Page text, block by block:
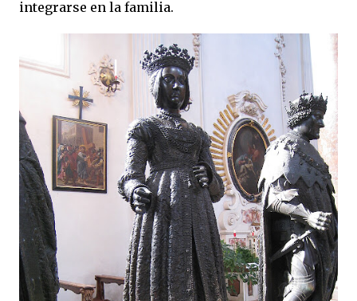
integrarse en la familia.